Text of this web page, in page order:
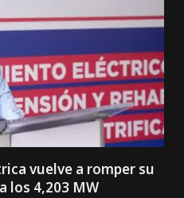
vuelve a romper su
los 4,203 MW